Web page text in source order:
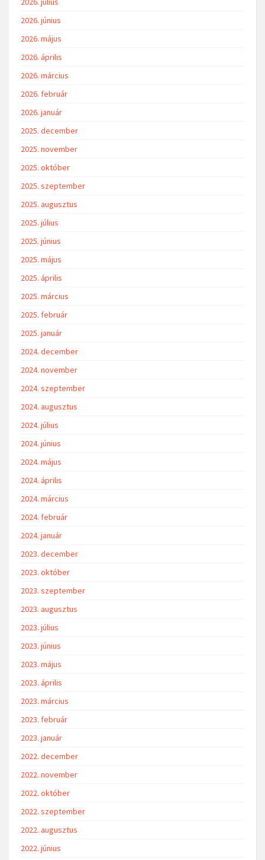
2026. június
2026. május
2026. április
2026. március
2026. február
2026. január
2025. december
2025. november
2025. október
2025. szeptember
2025. augusztus
2025. július
2025. június
2025. május
2025. április
2025. március
2025. február
2025. január
2024. december
2024. november
2024. szeptember
2024. augusztus
2024. július
2024. június
2024. május
2024. április
2024. március
2024. február
2024. január
2023. december
2023. október
2023. szeptember
2023. augusztus
2023. július
2023. június
2023. május
2023. április
2023. március
2023. február
2023. január
2022. december
2022. november
2022. október
2022. szeptember
2022. augusztus
2022. június